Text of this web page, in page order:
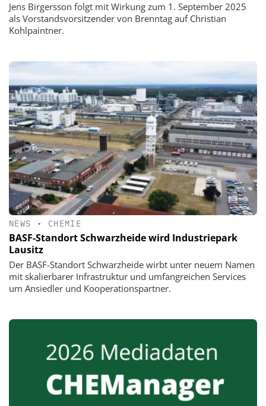
Jens Birgersson folgt mit Wirkung zum 1. September 2025
als Vorstandsvorsitzender von Brenntag auf Christian
Kohlpaintner.
NEWS • CHEMIE
BASF-Standort Schwarzheide wird Industriepark
Lausitz
Der BASF-Standort Schwarzheide wirbt unter neuem Namen
mit skalierbarer Infrastruktur und umfangreichen Services
um Ansiedler und Kooperationspartner.